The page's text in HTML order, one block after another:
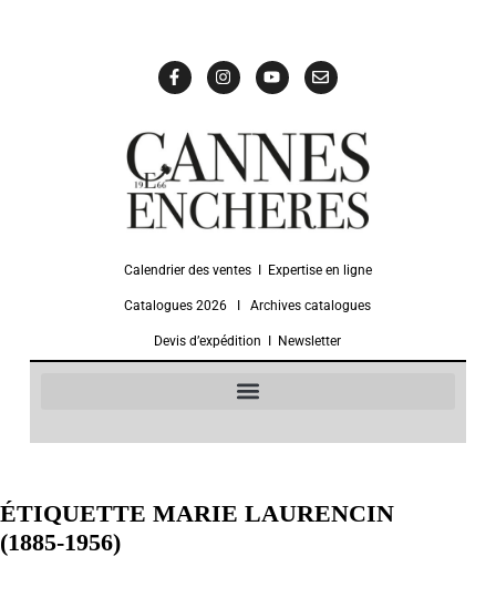
Calendrier des ventesΙ Expertise en ligne
Catalogues 2026 ΙArchives catalogues
Devis d’expédition Newsletter
ÉTIQUETTE MARIE LAURENCIN
(1885-1956)